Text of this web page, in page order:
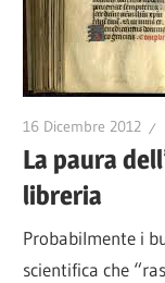
16 Dicembre 2012
La paura
libreria
Probabilmente i
scientifica che